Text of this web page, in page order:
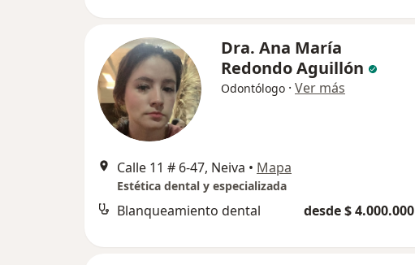
Dra. Ana María
Redondo Aguillón
Odontólogo · Ver más
Calle 11 # 6-47, Neiva • Mapa
Estética dental y especializada
Blanqueamiento dental desde $ 4.000.000